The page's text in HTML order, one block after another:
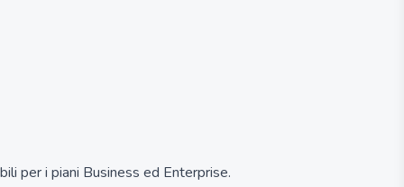
per i piani Business ed Enterprise.